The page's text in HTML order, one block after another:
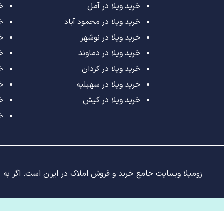
خرید ویلا در آمل
خرید ویلا در محمود آباد
خرید ویلا در نوشهر
خرید ویلا در دماوند
خرید ویلا در کردان
خرید ویلا در سهیلیه
خرید ویلا در کیش
زومیلا وبسایت جامع خرید و فروش املاک در ایران است. اگر به